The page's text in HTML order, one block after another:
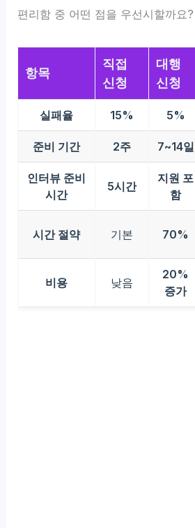
편리함 중 어떤 점을 우선시할까요?
항목
직접
신청
대행
신청
실패율 15% 5%
준비 기간 2주 7~14일
인터뷰 준비
시간
5시간
지원 포
함
시간 절약 기본 70%
비용 낮음
20%
증가